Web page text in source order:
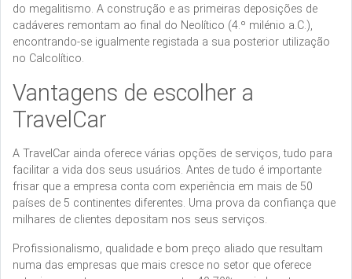
do megalitismo. A construção e as primeiras deposições de
cadáveres remontam ao final do Neolítico (4.º milénio a.C.),
encontrando-se igualmente registada a sua posterior utilização
no Calcolítico.
Vantagens de escolher a
TravelCar
A TravelCar ainda oferece várias opções de serviços, tudo para
facilitar a vida dos seus usuários. Antes de tudo é importante
frisar que a empresa conta com experiência em mais de 50
países de 5 continentes diferentes. Uma prova da confiança que
milhares de clientes depositam nos seus serviços.
Profissionalismo, qualidade e bom preço aliado que resultam
numa das empresas que mais cresce no setor que oferece